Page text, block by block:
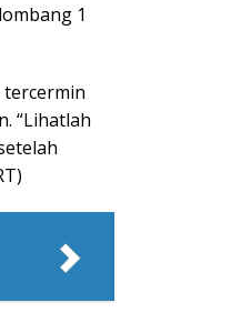
1
tercermin
“Lihatlah